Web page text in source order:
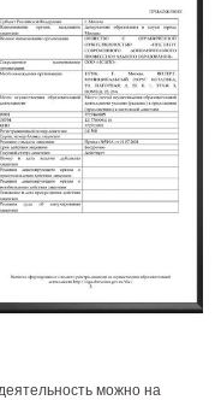
можно на